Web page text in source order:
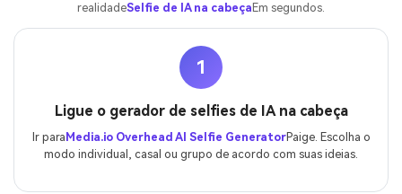
realidadeSelfie de IA na cabeça Em segundos.
1
Ligue o gerador de selfies de IA na cabeça
Ir para Media.io Overhead AI Selfie GeneratorPaige. Escolha o
modo individual, casal ou grupo de acordo com suas ideias.